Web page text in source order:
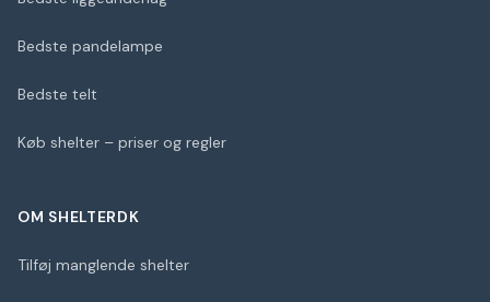
Bedste pandelampe
Bedste telt
Køb shelter – priser og regler
OM SHELTERDK
Tilføj manglende shelter